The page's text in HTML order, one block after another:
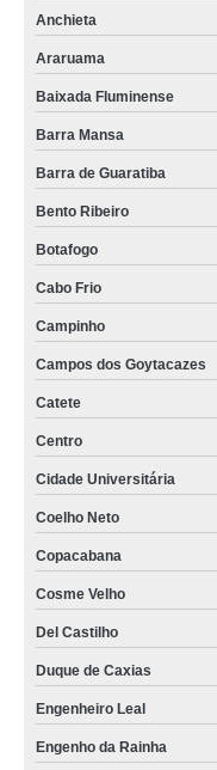
Anchieta
Araruama
Baixada Fluminense
Barra Mansa
Barra de Guaratiba
Bento Ribeiro
Botafogo
Cabo Frio
Campinho
Campos dos Goytacazes
Catete
Centro
Cidade Universitária
Coelho Neto
Copacabana
Cosme Velho
Del Castilho
Duque de Caxias
Engenheiro Leal
Engenho da Rainha